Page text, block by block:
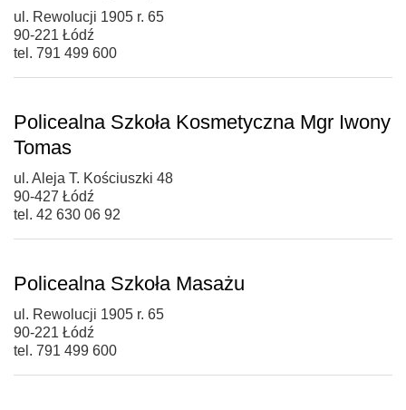
ul. Rewolucji 1905 r. 65
90-221 Łódź
tel. 791 499 600
Policealna Szkoła Kosmetyczna Mgr Iwony
Tomas
ul. Aleja T. Kościuszki 48
90-427 Łódź
tel. 42 630 06 92
Policealna Szkoła Masażu
ul. Rewolucji 1905 r. 65
90-221 Łódź
tel. 791 499 600